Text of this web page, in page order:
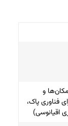
و
فناوری پاک،
اقیانوسی)